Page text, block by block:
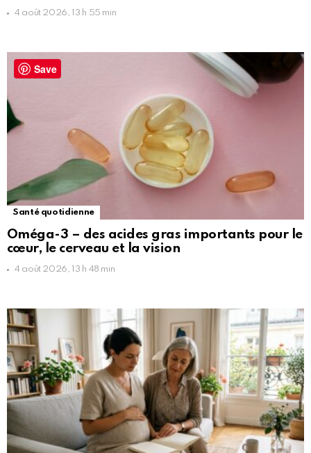
4 août 2026, 13 h 55 min
Santé quotidienne
Oméga-3 – des acides gras importants pour le
cœur, le cerveau et la vision
4 août 2026, 13 h 48 min
Save